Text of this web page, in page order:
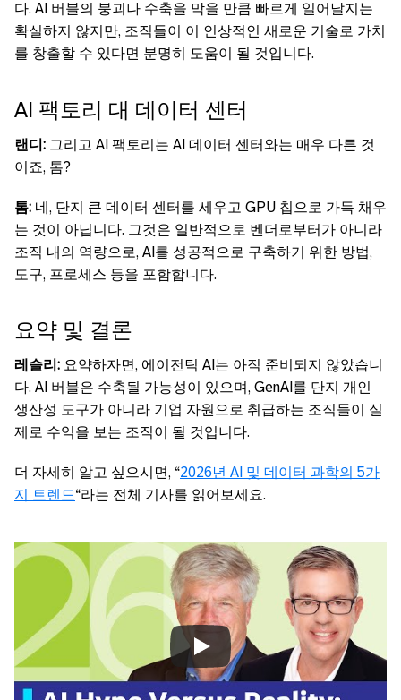
다. AI 버블의 붕괴나 수축을 막을 만큼 빠르게 일어날지는
확실하지 않지만, 조직들이 이 인상적인 새로운 기술로 가치
를 창출할 수 있다면 분명히 도움이 될 것입니다.
AI 팩토리 대 데이터 센터
랜디: 그리고 AI 팩토리는 AI 데이터 센터와는 매우 다른 것
이죠, 톰?
톰: 네, 단지 큰 데이터 센터를 세우고 GPU 칩으로 가득 채우
는 것이 아닙니다. 그것은 일반적으로 벤더로부터가 아니라
조직 내의 역량으로, AI를 성공적으로 구축하기 위한 방법,
도구, 프로세스 등을 포함합니다.
요약 및 결론
레슬리: 요약하자면, 에이전틱 AI는 아직 준비되지 않았습니
다. AI 버블은 수축될 가능성이 있으며, GenAI를 단지 개인
생산성 도구가 아니라 기업 자원으로 취급하는 조직들이 실
제로 수익을 보는 조직이 될 것입니다.
더 자세히 알고 싶으시면, “2026년 AI 및 데이터 과학의 5가
지 트렌드“라는 전체 기사를 읽어보세요.
Always allow YouTube